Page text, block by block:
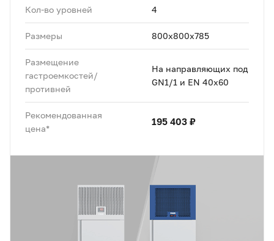
Кол-во уровней 4
Размеры 800x800x785
Размещение
гастроемкостей/
противней
На направляющих под
GN1/1 и EN 40x60
Рекомендованная
цена*
195 403 ₽